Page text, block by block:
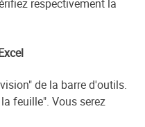
respectivement la
de la barre d'outils.
feuille". Vous serez